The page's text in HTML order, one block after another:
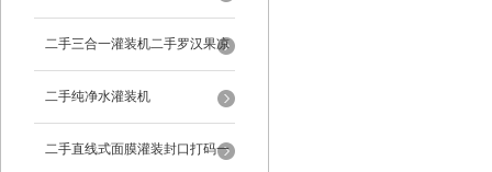
二手三合一灌装机二手罗汉果凉
茶灌装机
二手纯净水灌装机
二手直线式面膜灌装封口打码一